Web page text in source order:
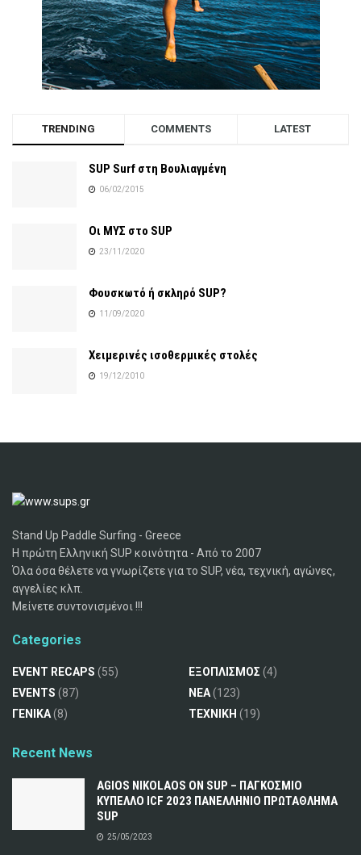
TRENDING COMMENTS LATEST
SUP Surf στη Βουλιαγμένη
06/02/2015
Οι ΜΥΣ στο SUP
23/11/2020
Φουσκωτό ή σκληρό SUP?
11/09/2020
Χειμερινές ισοθερμικές στολές
19/12/2010
Stand Up Paddle Surfing - Greece
Η πρώτη Ελληνική SUP κοινότητα - Από το 2007
Όλα όσα θέλετε να γνωρίζετε για το SUP, νέα, τεχνική, αγώνες,
αγγελίες κλπ.
Μείνετε συντονισμένοι !!!
Categories
EVENT RECAPS (55)
EVENTS (87)
ΓΕΝΙΚΑ(8)
ΕΞΟΠΛΙΣΜΟΣ (4)
ΝΕΑ(123)
ΤΕΧΝΙΚΗ (19)
Recent News
AGIOS NIKOLAOS ON SUP – ΠΑΓΚΟΣΜΙΟ
ΚΥΠΕΛΛΟ ICF 2023 ΠΑΝΕΛΛΗΝΙΟ ΠΡΩΤΑΘΛΗΜΑ
SUP
25/05/2023